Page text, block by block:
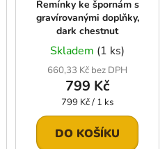
Řemínky ke špornám s
gravírovanými doplňky,
dark chestnut
Skladem (1 ks)
660,33 Kč bez DPH
799 Kč
Měrná
cena:
799 Kč / 1 ks
DO KOŠÍKU